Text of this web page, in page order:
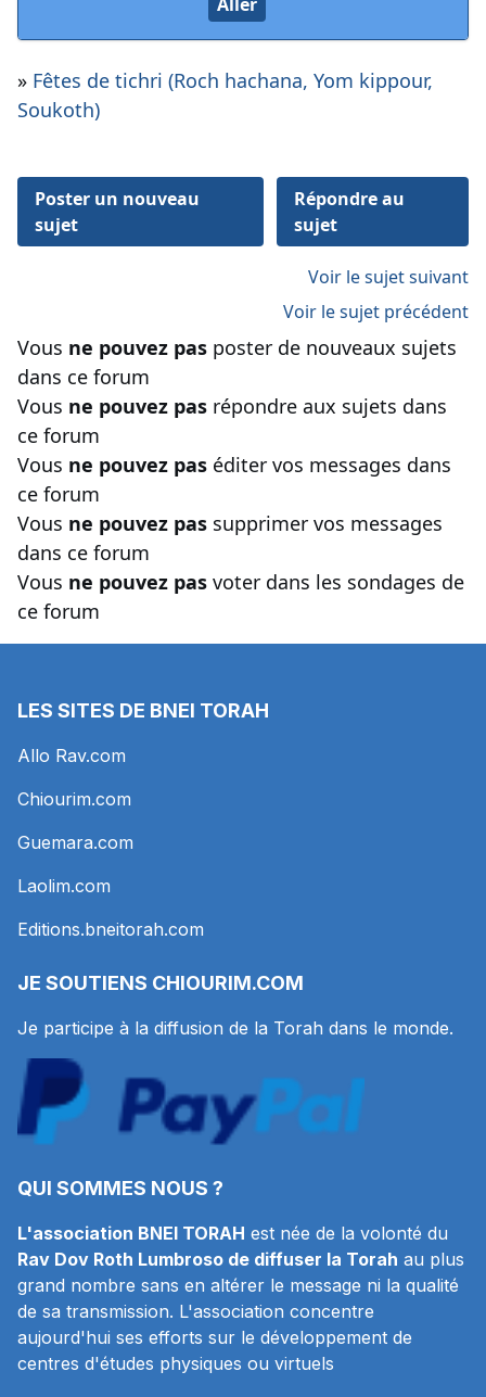
» Fêtes de tichri (Roch hachana, Yom kippour,
Soukoth)
Poster un nouveau
sujet
Répondre au
sujet
Voir le sujet suivant
Voir le sujet précédent
Vous ne pouvez pas poster de nouveaux sujets
dans ce forum
Vous ne pouvez pas répondre aux sujets dans
ce forum
Vous ne pouvez pas éditer vos messages dans
ce forum
Vous ne pouvez pas supprimer vos messages
dans ce forum
Vous ne pouvez pas voter dans les sondages de
ce forum
LES SITES DE BNEI TORAH
Allo Rav.com
Chiourim.com
Guemara.com
Laolim.com
Editions.bneitorah.com
JE SOUTIENS CHIOURIM.COM
Je participe à la diffusion de la Torah dans le monde.
QUI SOMMES NOUS ?
L'association BNEI TORAH est née de la volonté du
Rav Dov Roth Lumbroso de diffuser la Torah au plus
grand nombre sans en altérer le message ni la qualité
de sa transmission. L'association concentre
aujourd'hui ses efforts sur le développement de
centres d'études physiques ou virtuels